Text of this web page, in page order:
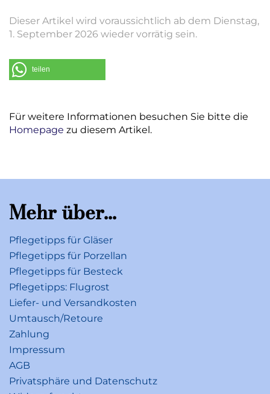
Deutschland
Telefon: +49 (0) 68 64 / 81 0
Dieser Artikel wird voraussichtlich ab dem Dienstag,
1. September 2026 wieder vorrätig sein.
teilen
Für weitere Informationen besuchen Sie bitte die
Homepage zu diesem Artikel.
Mehr über...
Pflegetipps für Gläser
Pflegetipps für Porzellan
Pflegetipps für Besteck
Pflegetipps: Flugrost
Liefer- und Versandkosten
Umtausch/Retoure
Zahlung
Impressum
AGB
Privatsphäre und Datenschutz